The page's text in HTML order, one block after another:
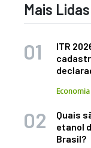
Mais Lidas
ITR
Economia
Quais
etanol
Brasil?